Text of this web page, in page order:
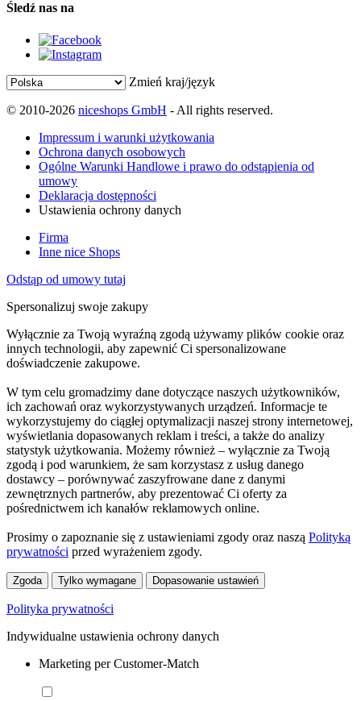
Śledź nas na
Zmień kraj/język
© 2010-2026 niceshops GmbH - All rights reserved.
Impressum i warunki użytkowania
Ochrona danych osobowych
Ogólne Warunki Handlowe i prawo do odstąpienia od
umowy
Deklaracja dostępności
Ustawienia ochrony danych
Firma
Inne nice Shops
Odstąp od umowy tutaj
Spersonalizuj swoje zakupy
Wyłącznie za Twoją wyraźną zgodą używamy plików cookie oraz
innych technologii, aby zapewnić Ci spersonalizowane
doświadczenie zakupowe.
W tym celu gromadzimy dane dotyczące naszych użytkowników,
ich zachowań oraz wykorzystywanych urządzeń. Informacje te
wykorzystujemy do ciągłej optymalizacji naszej strony internetowej,
wyświetlania dopasowanych reklam i treści, a także do analizy
statystyk użytkowania. Możemy również – wyłącznie za Twoją
zgodą i pod warunkiem, że sam korzystasz z usług danego
dostawcy – porównywać zaszyfrowane dane z danymi
zewnętrznych partnerów, aby prezentować Ci oferty za
pośrednictwem ich kanałów reklamowych online.
Prosimy o zapoznanie się z ustawieniami zgody oraz naszą Polityką
prywatności przed wyrażeniem zgody.
Zgoda Tylko wymagane Dopasowanie ustawień
Polityka prywatności
Indywidualne ustawienia ochrony danych
Marketing per Customer-Match